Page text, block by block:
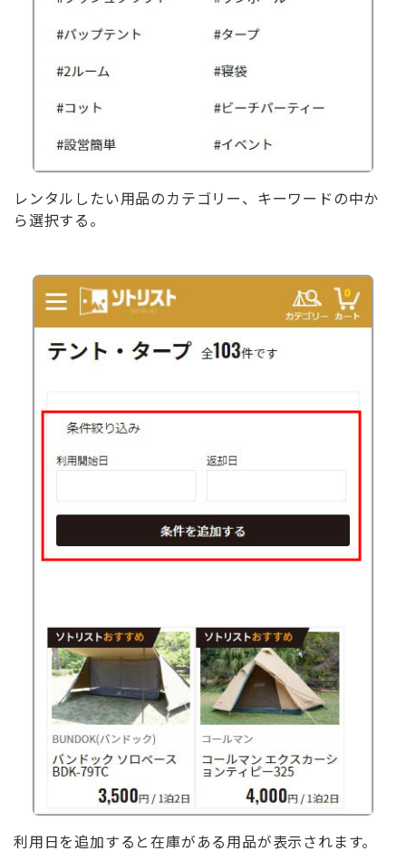
レンタルしたい用品のカテゴリー、キーワードの中か
ら選択する。
利用日を追加すると在庫がある用品が表示されます。